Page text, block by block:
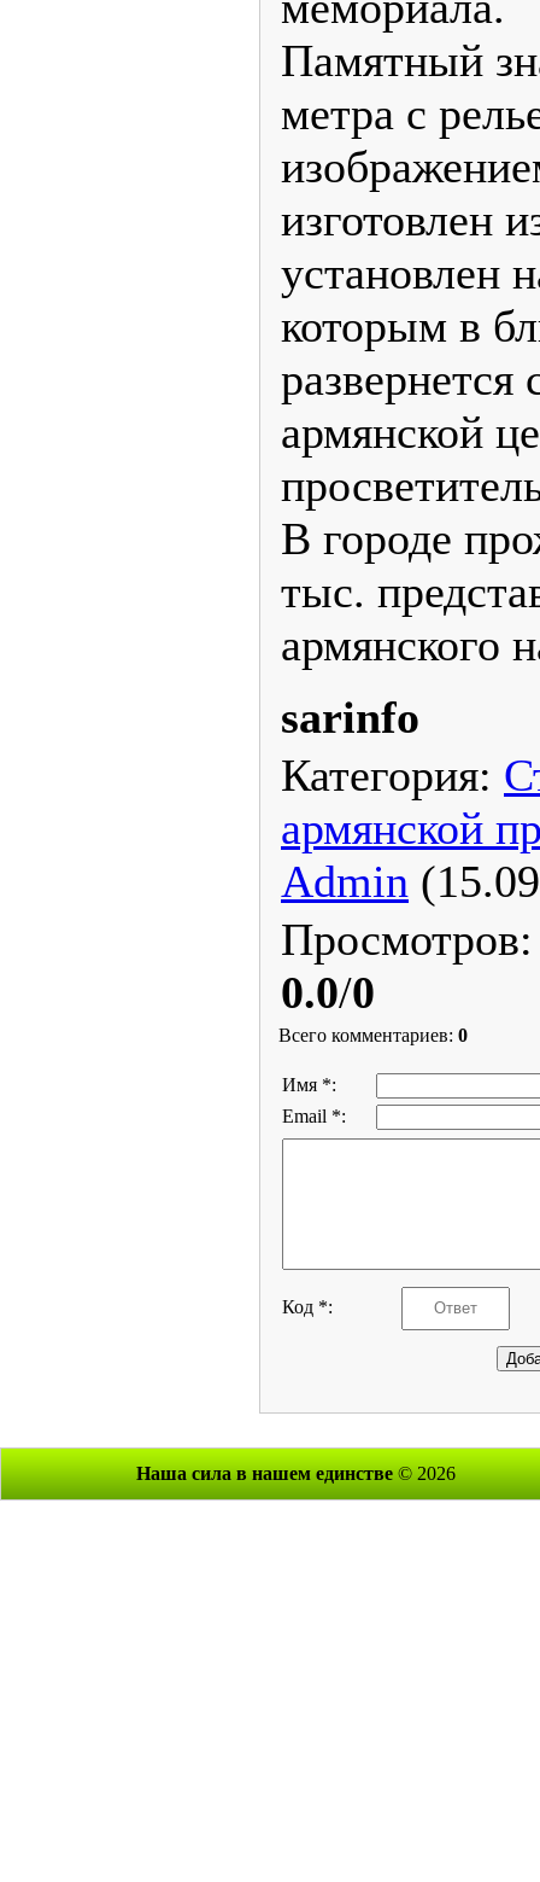
Памятный
метра с
изготовлен
установлен
которым в
развернется
армянской
В городе
тыс.
армянского
sarinfo
Категория:
армянской
Admin
Просмотров
0.0/0
Всего комментариев: 0
Имя *:
Email *:
Код *:
Наша сила в нашем единстве © 2026